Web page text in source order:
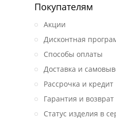
Покупателям
Акции
Дисконтная
Способы оплаты
Доставка и
Рассрочка и кредит
Гарантия и возврат
Статус изделия в